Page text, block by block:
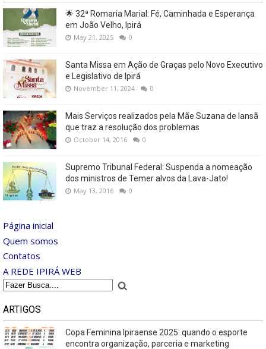
🌟 32ª Romaria Marial: Fé, Caminhada e Esperança
em João Velho, Ipirá
May 21, 2025 0
Santa Missa em Ação de Graças pelo Novo Executivo
e Legislativo de Ipirá
November 11, 2024 0
Mais Serviços realizados pela Mãe Suzana de Iansã
que traz a resolução dos problemas
October 14, 2016 0
Supremo Tribunal Federal: Suspenda a nomeação
dos ministros de Temer alvos da Lava-Jato!
May 13, 2016 0
Página inicial
Quem somos
Contatos
A REDE IPIRÁ WEB
ARTIGOS
Copa Feminina Ipiraense 2025: quando o esporte
encontra organização, parceria e marketing